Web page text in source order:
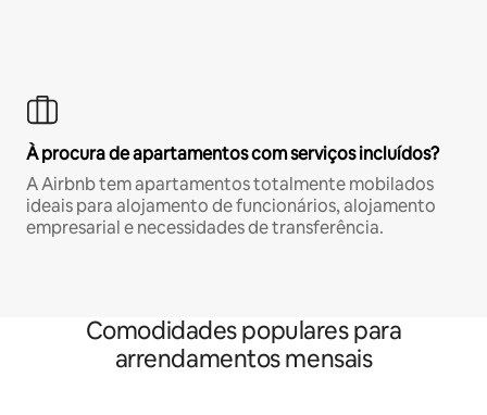
À procura de apartamentos com serviços incluídos?
A Airbnb tem apartamentos totalmente mobilados
ideais para alojamento de funcionários, alojamento
empresarial e necessidades de transferência.
Comodidades populares para
arrendamentos mensais